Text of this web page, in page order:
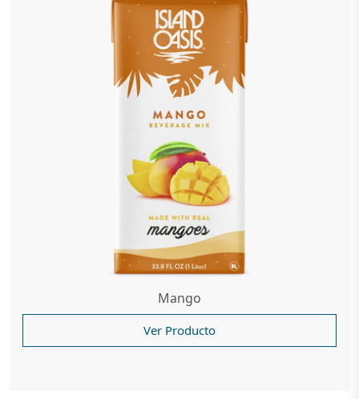
Mango
Ver Producto